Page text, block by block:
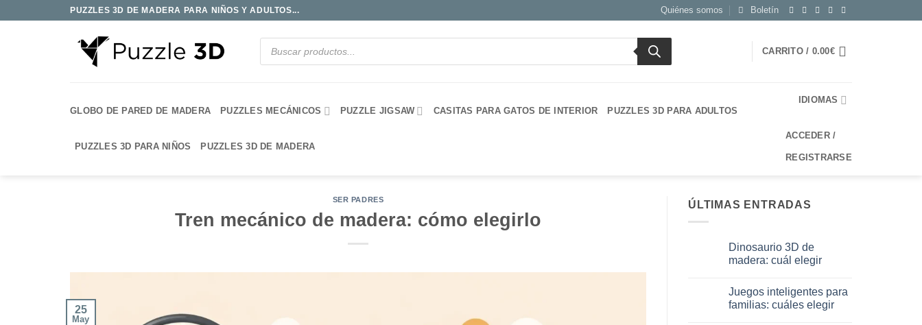
PUZZLES 3D DE MADERA PARA NIÑOS Y ADULTOS... Quiénes somos Boletín
Búsqueda
CARRITO / 0.00€
GLOBO DE PARED DE MADERA PUZZLES MECÁNICOS PUZZLE JIGSAW CASITAS PARA GATOS DE INTERIOR PUZZLES 3D PARA ADULTOS
PUZZLES 3D PARA NIÑOS PUZZLES 3D DE MADERA
IDIOMAS
ACCEDER /
REGISTRARSE
SER PADRES
Tren mecánico de madera: cómo elegirlo
25
May
ÚLTIMAS ENTRADAS
Dinosaurio 3D de
madera: cuál elegir
comentarios
en
Dinosauro
Juegos inteligentes para
familias: cuáles elegir